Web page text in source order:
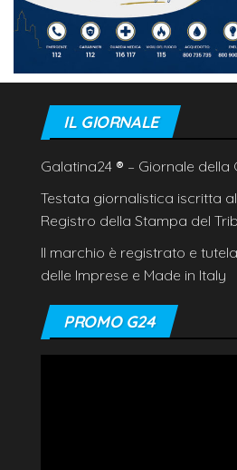
IL GIORNALE
Galatina24 ® – Giornale della
Testata giornalistica iscritta
Registro della Stampa del
Il marchio è registrato e
delle Imprese e Made in Italy
PROMO G24